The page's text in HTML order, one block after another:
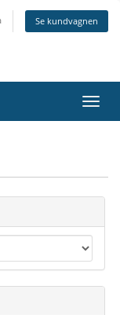
Se kundvagnen